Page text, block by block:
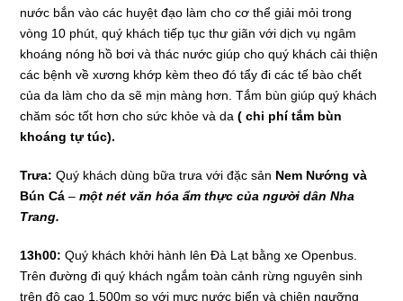
nước bắn vào các huyệt đạo làm cho cơ thể giải mỏi trong
vòng 10 phút, quý khách tiếp tục thư giãn với dịch vụ ngâm
khoáng nóng hồ bơi và thác nước giúp cho quý khách cải thiện
các bệnh về xương khớp kèm theo đó tẩy đi các tế bào chết
của da làm cho da sẽ mịn màng hơn. Tắm bùn giúp quý khách
chăm sóc tốt hơn cho sức khỏe và da( chi phí tắm bùn
khoáng tự túc).
Trưa: Quý khách dùng bữa trưa với đặc sản Nem Nướng và
Bún Cá – một nét văn hóa ẩm thực của người dân Nha
Trang.
13h00: Quý khách khởi hành lên Đà Lạt bằng xe Openbus.
Trên đường đi quý khách ngắm toàn cảnh rừng nguyên sinh
trên độ cao 1.500m so với mực nước biển và chiên ngưỡng